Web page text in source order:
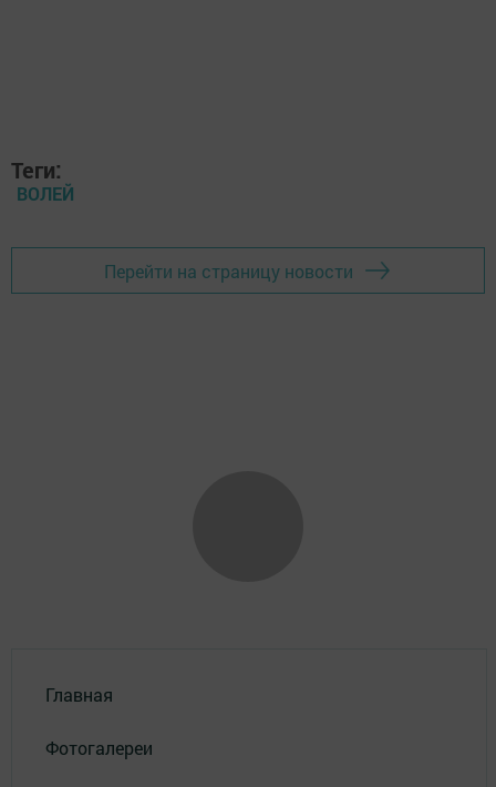
Теги:
ВОЛЕЙ
Перейти на страницу новости
Главная
Фотогалереи